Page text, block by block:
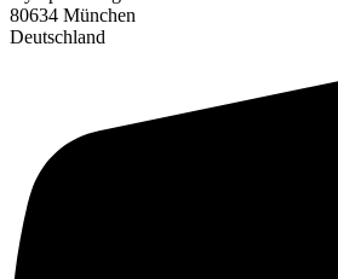
80634 München
Deutschland